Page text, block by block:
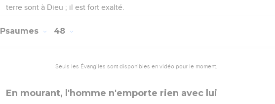
terre sont à Dieu ; il est fort exalté.
Psaumes 48
Seuls les Évangiles sont disponibles en vidéo pour le moment.
En mourant, l'homme n'emporte rien avec lui